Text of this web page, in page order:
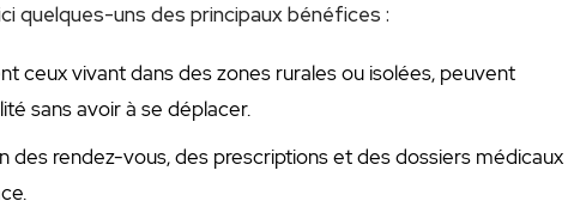
quelques-uns des principaux⁢ bénéfices :
ceux vivant dans des zones rurales ‍ou isolées, peuvent
sans avoir à se déplacer.
des rendez-vous, des prescriptions et des dossiers médicaux